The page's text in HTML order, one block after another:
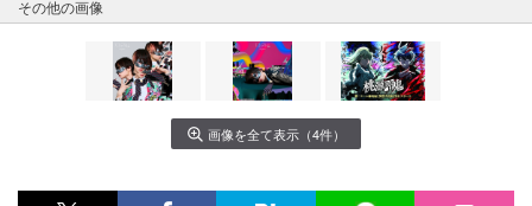
その他の画像
画像を全て表示（4件）